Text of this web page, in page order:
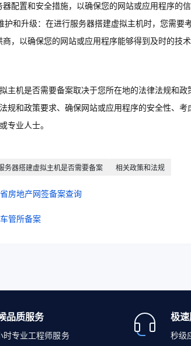
配置和安全措施，以确保您的网站或应用程序的信
护和升级：在进行服务器搭建虚拟主机时，您需
，以确保您的网站或应用程序能够得到及时的技术
主机是否需要备案取决于您所在地的法律法规和
规和政策要求、确保网站或应用程序的安全性、
专业人士。
务器搭建虚拟主机是否需要备案 相关政策和法规
房地产网签备案查询
管所备案
品质服务
时专业工程师服务
极
秒级